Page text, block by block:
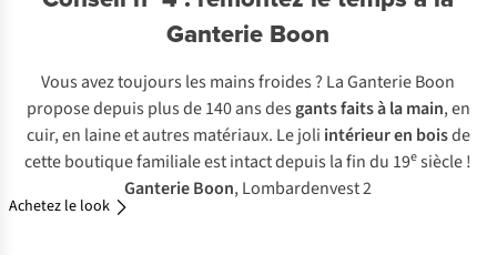
Ganterie Boon
Vous avez toujours les mains froides ? La Ganterie Boon
propose depuis plus de 140 ans des gants faits à la main, en
cuir, en laine et autres matériaux. Le joli intérieur en boisde
cette boutique familiale est intact depuis la fin du 19esiècle !
Ganterie Boon, Lombardenvest 2
Achetez le look